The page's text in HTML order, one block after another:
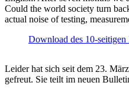
Could the world society turn
actual noise of testing,
Download des 10-
Leider hat sich seit dem 23.
gefreut. Sie teilt im neuen